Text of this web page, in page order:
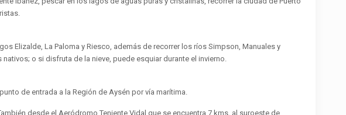
Elizalde, La Paloma y Riesco, además de recorrer los ríos Simpson, Manuales y
o si disfruta de la nieve, puede esquiar durante el invierno.
de entrada a la Región de Aysén por vía marítima.
desde el Aeródromo Teniente Vidal que se encuentra 7 kms. al suroeste de